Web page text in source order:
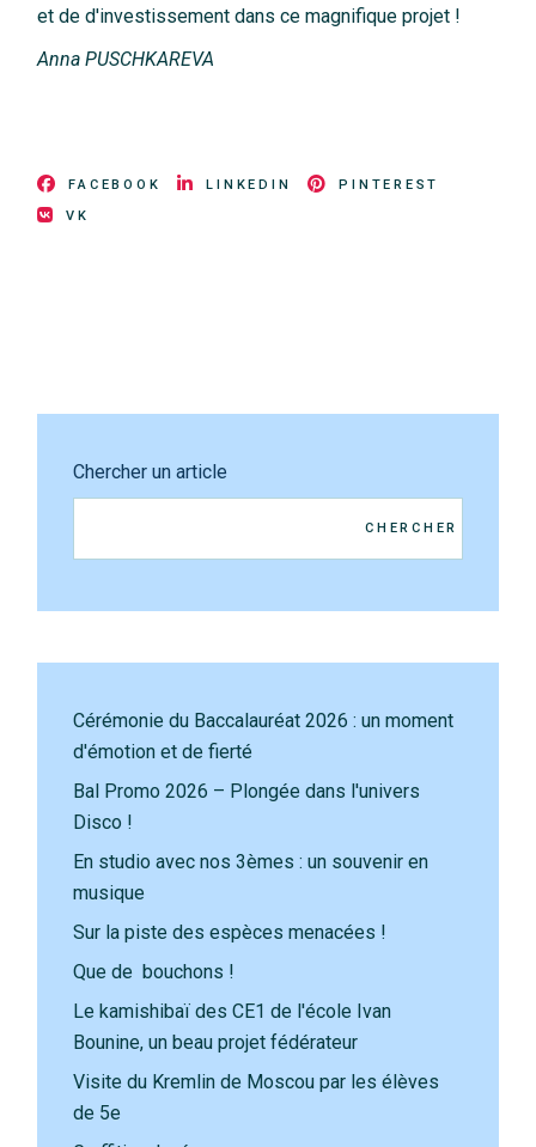
et de d'investissement dans ce magnifique projet !
Anna PUSCHKAREVA
FACEBOOK LINKEDIN
PINTEREST
VK
Chercher un article
CHERCHER
Cérémonie du Baccalauréat 2026 : un moment
d'émotion et de fierté
Bal Promo 2026 – Plongée dans l'univers
Disco !
En studio avec nos 3èmes : un souvenir en
musique
Sur la piste des espèces menacées !
Que de bouchons !
Le kamishibaï des CE1 de l'école Ivan
Bounine, un beau projet fédérateur
Visite du Kremlin de Moscou par les élèves
de 5e